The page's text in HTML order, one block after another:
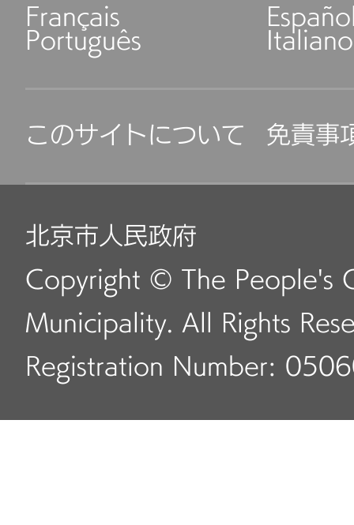
Français
Português Italiano
このサイトについて 免責事
北京市人民政府
Copyright © The People's
Municipality. All Rights
Registration Number: